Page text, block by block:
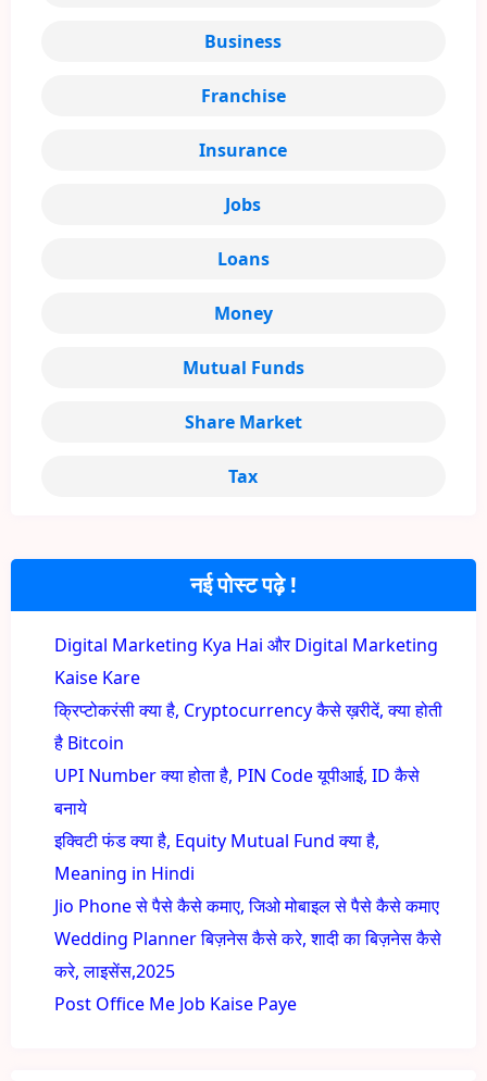
नई पोस्ट पढ़े !
Digital Marketing Kya Hai और Digital Marketing
Kaise Kare
क्रिप्टोकरंसी क्या है, Cryptocurrency कैसे ख़रीदें, क्या होती
है Bitcoin
UPI Number क्या होता है, PIN Code यूपीआई, ID कैसे
बनाये
इक्विटी फंड क्या है, Equity Mutual Fund क्या है,
Meaning in Hindi
Jio Phone से पैसे कैसे कमाए, जिओ मोबाइल से पैसे कैसे कमाए
Wedding Planner बिज़नेस कैसे करे, शादी का बिज़नेस कैसे
करे, लाइसेंस,2025
Post Office Me Job Kaise Paye
Business
Franchise
Insurance
Jobs
Loans
Money
Mutual Funds
Share Market
Tax